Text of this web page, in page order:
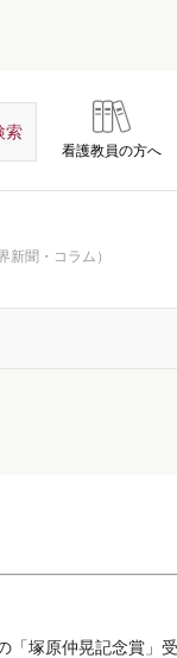
看護教員の方へ
新聞・コラム）
塚原仲晃記念賞」